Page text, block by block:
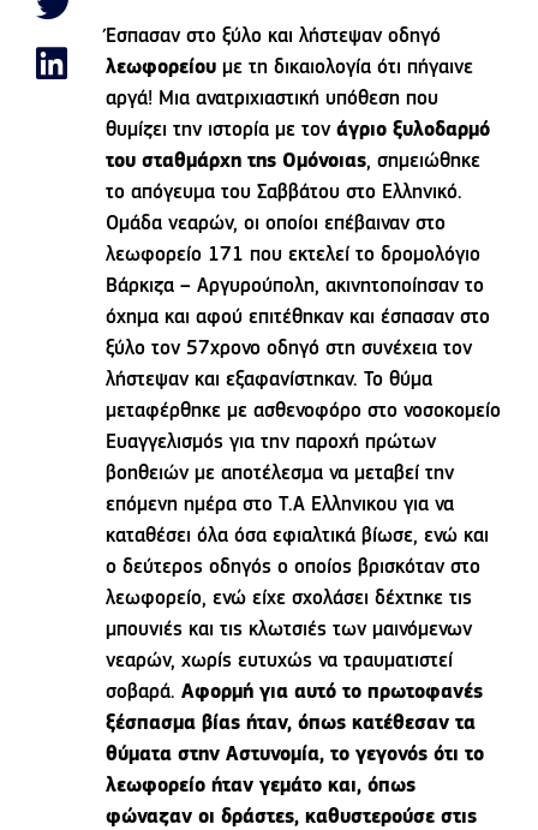
Έσπασαν στο ξύλο και λήστεψαν οδηγό
λεωφορείου με τη δικαιολογία ότι πήγαινε
αργά! Μια ανατριχιαστική υπόθεση που
θυμίζει την ιστορία με τονάγριο ξυλοδαρμό
του σταθμάρχη της Ομόνοιας, σημειώθηκε
το απόγευμα του Σαββάτου στο Ελληνικό.
Ομάδα νεαρών, οι οποίοι επέβαιναν στο
λεωφορείο 171 που εκτελεί το δρομολόγιο
Βάρκιζα – Αργυρούπολη, ακινητοποίησαν το
όχημα και αφού επιτέθηκαν και έσπασαν στο
ξύλο τον 57χρονο οδηγό στη συνέχεια τον
λήστεψαν και εξαφανίστηκαν. Το θύμα
μεταφέρθηκε με ασθενοφόρο στο νοσοκομείο
Ευαγγελισμός για την παροχή πρώτων
βοηθειών με αποτέλεσμα να μεταβεί την
επόμενη ημέρα στο Τ.Α Ελληνικου για να
καταθέσει όλα όσα εφιαλτικά βίωσε, ενώ και
ο δεύτερος οδηγός ο οποίος βρισκόταν στο
λεωφορείο, ενώ είχε σχολάσει δέχτηκε τις
μπουνιές και τις κλωτσιές των μαινόμενων
νεαρών, χωρίς ευτυχώς να τραυματιστεί
σοβαρά.Αφορμή για αυτό το πρωτοφανές
ξέσπασμα βίας ήταν, όπως κατέθεσαν τα
θύματα στην Αστυνομία, το γεγονός ότι το
λεωφορείο ήταν γεμάτο και, όπως
φώναζαν οι δράστες, καθυστερούσε στις